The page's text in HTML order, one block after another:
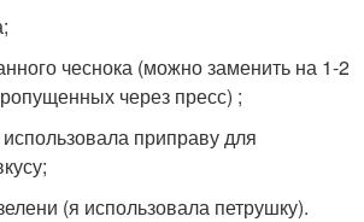
чеснока (можно заменить на 1-2
через пресс) ;
приправу для
(я использовала петрушку).